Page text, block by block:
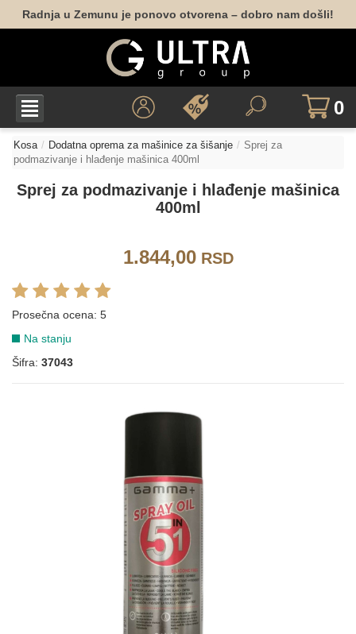
Radnja u Zemunu je ponovo otvorena – dobro nam došli!
0
Kosa Dodatna oprema za mašinice za šišanje
Sprej za
podmazivanje i hlađenje mašinica 400ml
Sprej za podmazivanje i hlađenje mašinica
400ml
1.844,00RSD
Prosečna ocena: 5
Na stanju
Šifra: 37043